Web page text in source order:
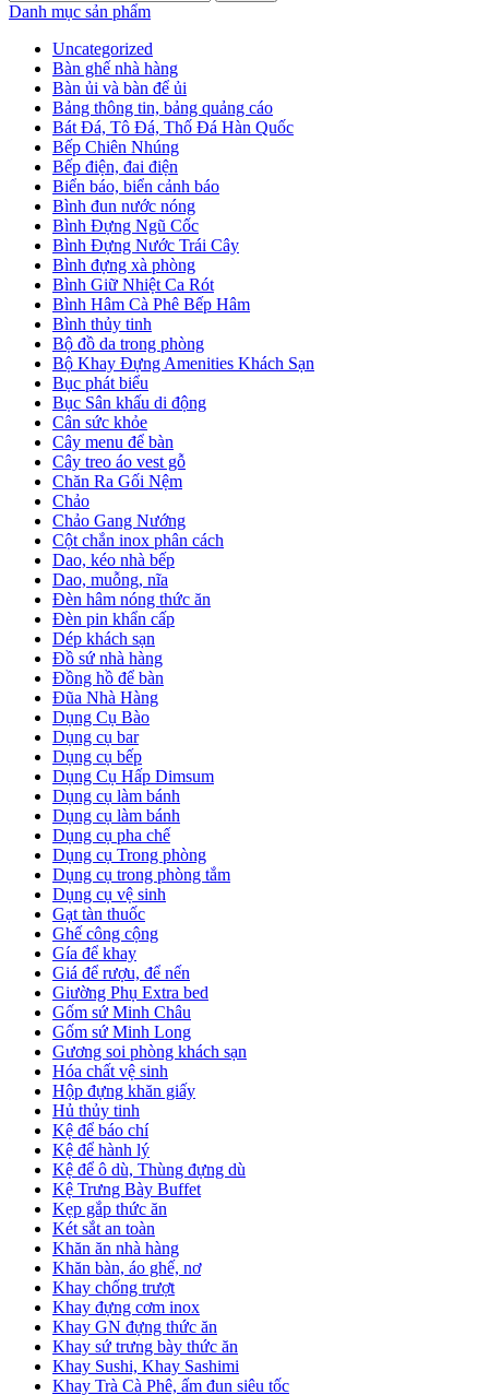
Danh mục sản phẩm
Uncategorized
Bàn ghế nhà hàng
Bàn ủi và bàn để ủi
Bảng thông tin, bảng quảng cáo
Bát Đá, Tô Đá, Thố Đá Hàn Quốc
Bếp Chiên Nhúng
Bếp điện, đai điện
Biển báo, biển cảnh báo
Bình đun nước nóng
Bình Đựng Ngũ Cốc
Bình Đựng Nước Trái Cây
Bình đựng xà phòng
Bình Giữ Nhiệt Ca Rót
Bình Hâm Cà Phê Bếp Hâm
Bình thủy tinh
Bộ đồ da trong phòng
Bộ Khay Đựng Amenities Khách Sạn
Bục phát biểu
Bục Sân khấu di động
Cân sức khỏe
Cây menu để bàn
Cây treo áo vest gỗ
Chăn Ra Gối Nệm
Chảo
Chảo Gang Nướng
Cột chắn inox phân cách
Dao, kéo nhà bếp
Dao, muỗng, nĩa
Đèn hâm nóng thức ăn
Đèn pin khẩn cấp
Dép khách sạn
Đồ sứ nhà hàng
Đồng hồ để bàn
Đũa Nhà Hàng
Dụng Cụ Bào
Dụng cụ bar
Dụng cụ bếp
Dụng Cụ Hấp Dimsum
Dụng cụ làm bánh
Dụng cụ làm bánh
Dụng cụ pha chế
Dụng cụ Trong phòng
Dụng cụ trong phòng tắm
Dụng cụ vệ sinh
Gạt tàn thuốc
Ghế công cộng
Gía để khay
Giá để rượu, để nến
Giường Phụ Extra bed
Gốm sứ Minh Châu
Gốm sứ Minh Long
Gương soi phòng khách sạn
Hóa chất vệ sinh
Hộp đựng khăn giấy
Hủ thủy tinh
Kệ để báo chí
Kệ để hành lý
Kệ để ô dù, Thùng đựng dù
Kệ Trưng Bày Buffet
Kẹp gắp thức ăn
Két sắt an toàn
Khăn ăn nhà hàng
Khăn bàn, áo ghế, nơ
Khay chống trượt
Khay đựng cơm inox
Khay GN đựng thức ăn
Khay sứ trưng bày thức ăn
Khay Sushi, Khay Sashimi
Khay Trà Cà Phê, ấm đun siêu tốc